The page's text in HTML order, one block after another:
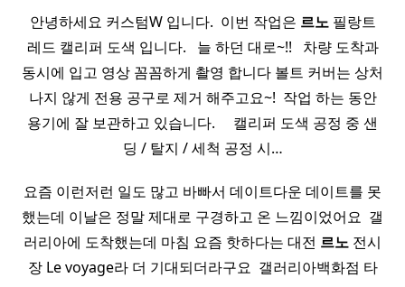
안녕하세요 커스텀W 입니다. ​ 이번 작업은 르노필랑트
레드 캘리퍼 도색 입니다. ​ ​ 늘 하던 대로~!! ​ ​ 차량 도착과
동시에 입고 영상 꼼꼼하게 촬영 합니다 볼트 커버는 상처
나지 않게 전용 공구로 제거 해주고요~! ​ 작업 하는 동안
용기에 잘 보관하고 있습니다. ​ ​ ​ ​ 캘리퍼 도색 공정 중 샌
딩 / 탈지 / 세척 공정 시…
요즘 이런저런 일도 많고 바빠서 데이트다운 데이트를 못
했는데 이날은 정말 제대로 구경하고 온 느낌이었어요 ​ 갤
러리아에 도착했는데 마침 요즘 핫하다는 대전 르노 전시
장 Le voyage라 더 기대되더라구요 ​ 갤러리아백화점 타